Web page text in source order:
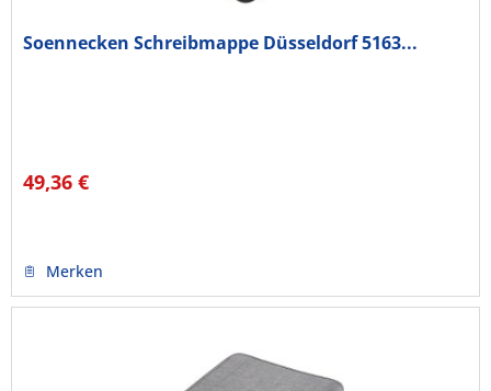
Soennecken Schreibmappe Düsseldorf 5163...
49,36 €
Merken